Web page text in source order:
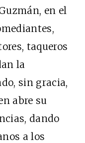
en el
taqueros
la
sin gracia,
abre su
dando
a los